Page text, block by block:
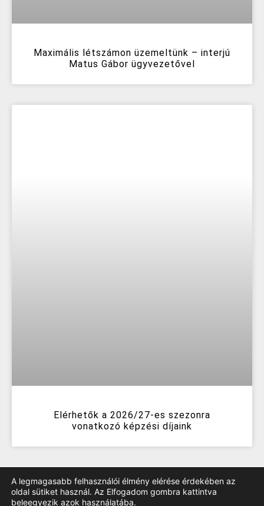
Maximális létszámon üzemeltünk – interjú
Matus Gábor ügyvezetővel
Elérhetők a 2026/27-es szezonra
vonatkozó képzési díjaink
A legmagasabb felhasználói élmény elérése érdekében az
oldal sütiket használ. Az Elfogadom gombra kattintva
beleegyezik azok használatába.